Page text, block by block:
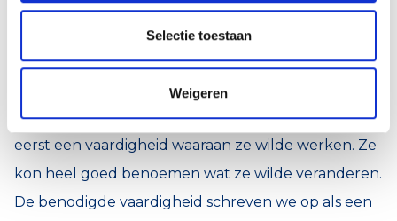
Selectie toestaan
Weigeren
Als academische basisschool heeft De Hovenier
vaak leraren-in-opleiding over de vloer. Die doen er
hun lio-stage. Het biedt Anna ruimte om Luna elke
week een half uurtje te begeleiden. ‘Luna koos
eerst een vaardigheid waaraan ze wilde werken. Ze
kon heel goed benoemen wat ze wilde veranderen.
De benodigde vaardigheid schreven we op als een